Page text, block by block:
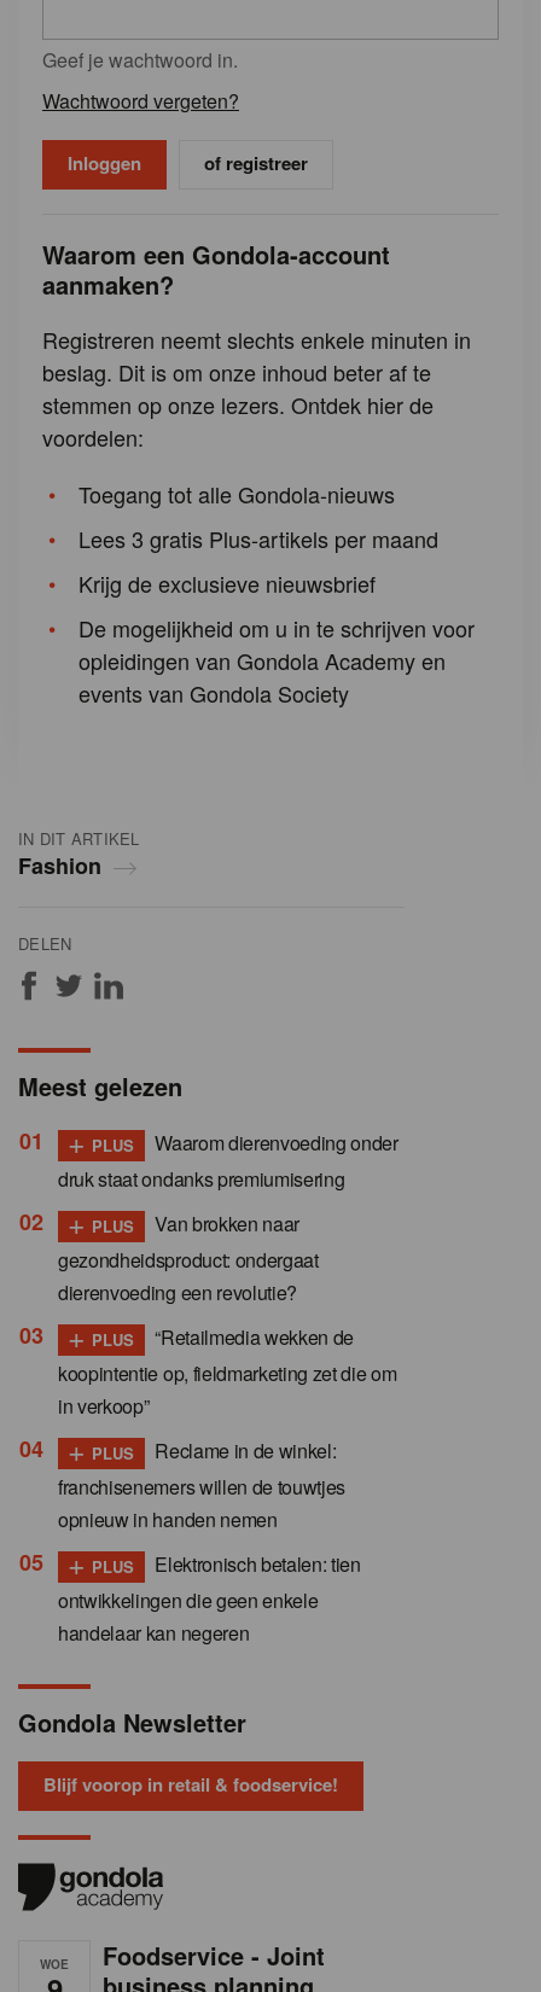
IN DIT ARTIKEL
Fashion
DELEN
Geef je wachtwoord in.
Wachtwoord vergeten?
of registreer
Waarom een Gondola-account
aanmaken?
Registreren neemt slechts enkele minuten in
beslag. Dit is om onze inhoud beter af te
stemmen op onze lezers. Ontdek hier de
voordelen:
Toegang tot alle Gondola-nieuws
Lees 3 gratis Plus-artikels per maand
Krijg de exclusieve nieuwsbrief
De mogelijkheid om u in te schrijven voor
opleidingen van Gondola Academy en
events van Gondola Society
Meest gelezen
+ PLUS
Waarom dierenvoeding onder
druk staat ondanks premiumisering
+ PLUS
Van brokken naar
gezondheidsproduct: ondergaat
dierenvoeding een revolutie?
+ PLUS
“Retailmedia wekken de
koopintentie op, fieldmarketing zet die om
in verkoop”
+ PLUS
Reclame in de winkel:
franchisenemers willen de touwtjes
opnieuw in handen nemen
+ PLUS
Elektronisch betalen: tien
ontwikkelingen die geen enkele
handelaar kan negeren
Gondola Newsletter
Blijf voorop in retail & foodservice!
WOE
Foodservice - Joint
business planning